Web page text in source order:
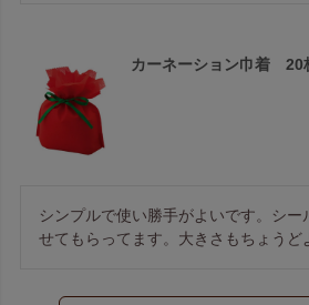
カーネーション巾着 20
シンプルで使い勝手がよいです。シー
せてもらってます。大きさもちょうど